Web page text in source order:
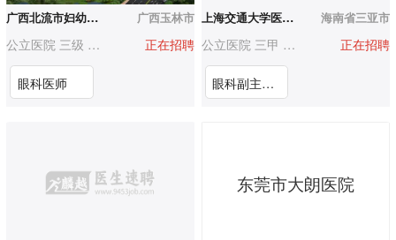
广西北流市妇幼保健院 广西玉林市
公立医院 三级 500-1000人正在招聘
眼科医师
上海交通大学医学院附属上海儿童医学中心海南医院（三亚市妇幼保健院） 海南省三亚市
公立医院 三甲 500-1000人正在招聘
眼科副主任医师
东莞市大朗医院